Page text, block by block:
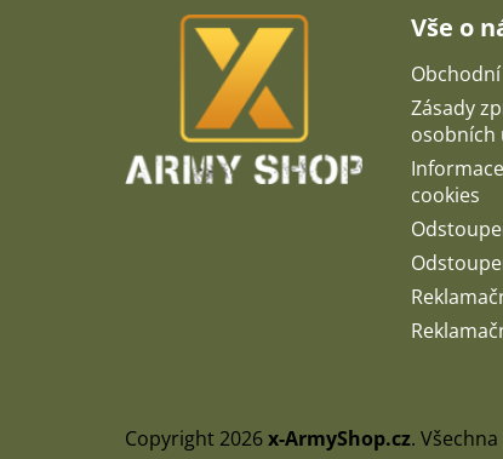
Vše o
Zásady
osobních
cookies
Copyright 2026x-ArmyShop.cz.